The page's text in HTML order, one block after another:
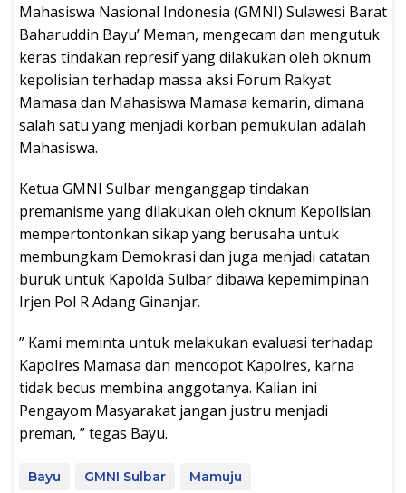
Mahasiswa Nasional Indonesia (GMNI) Sulawesi Barat
Baharuddin Bayu’ Meman, mengecam dan mengutuk
keras tindakan represif yang dilakukan oleh oknum
kepolisian terhadap massa aksi Forum Rakyat
Mamasa dan Mahasiswa Mamasa kemarin, dimana
salah satu yang menjadi korban pemukulan adalah
Mahasiswa.
Ketua GMNI Sulbar menganggap tindakan
premanisme yang dilakukan oleh oknum Kepolisian
mempertontonkan sikap yang berusaha untuk
membungkam Demokrasi dan juga menjadi catatan
buruk untuk Kapolda Sulbar dibawa kepemimpinan
Irjen Pol R Adang Ginanjar.
” Kami meminta untuk melakukan evaluasi terhadap
Kapolres Mamasa dan mencopot Kapolres, karna
tidak becus membina anggotanya. Kalian ini
Pengayom Masyarakat jangan justru menjadi
preman, ” tegas Bayu.
Bayu GMNI Sulbar
Mamuju